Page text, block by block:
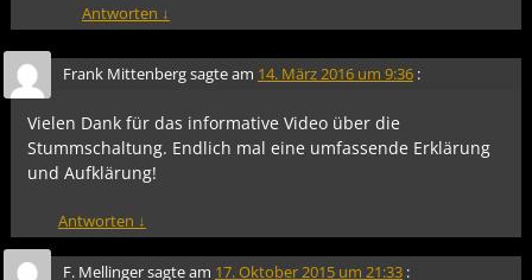
Antworten ↓
Frank Mittenbergsagte am 14. März 2016 um 9:36 :
Vielen Dank für das informative Video über die
Stummschaltung. Endlich mal eine umfassende Erklärung
und Aufklärung!
Antworten ↓
F. Mellingersagte am 17. Oktober 2015 um 21:33 :